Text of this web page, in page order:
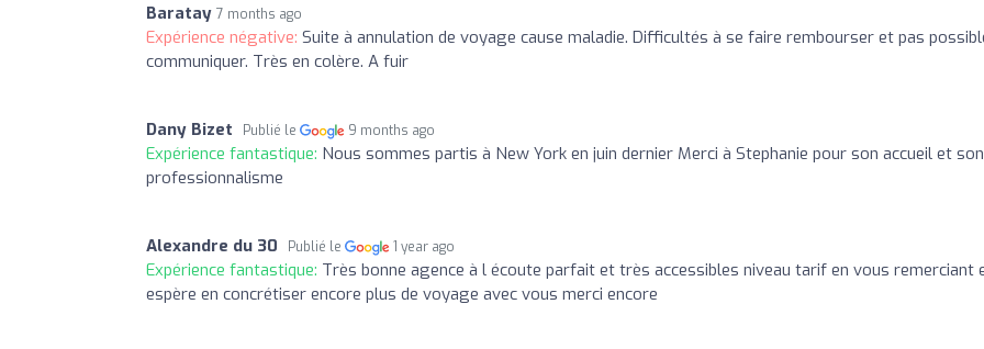
Baratay 7 months ago
Expérience négative: Suite à annulation de voyage cause maladie. Difficultés à se faire rembourser et pas
communiquer. Très en colère. A fuir
Dany Bizet Publié le 9 months ago
Expérience fantastique: Nous sommes partis à New York en juin dernier Merci à Stephanie pour son accueil et son
professionnalisme
Alexandre du 30 Publié le 1 year ago
Expérience fantastique: Très bonne agence à l écoute parfait et très accessibles niveau tarif en vous remerciant
espère en concrétiser encore plus de voyage avec vous merci encore